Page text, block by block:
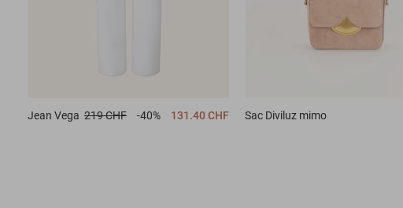
Jean Vega 219 CHF -40% 131.40 CHF Sac Diviluz mimo